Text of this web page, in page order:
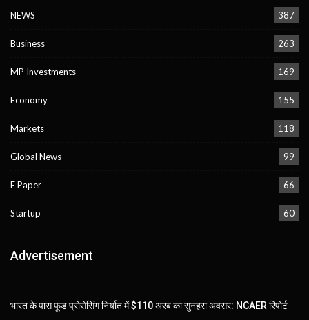
NEWS 387
Business 263
MP Investments 169
Economy 155
Markets 118
Global News 99
E Paper 66
Startup 60
Advertisement
भारत के पास फूड प्रोसेसिंग निर्यात में $110 अरब का सुनहरा अवसर: NCAER रिपोर्ट